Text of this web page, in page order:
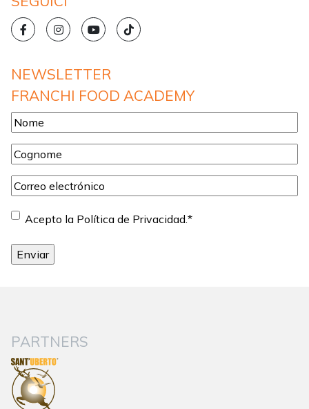
NEWSLETTER
FRANCHI FOOD ACADEMY
Nome*
Cognome*
Correo
electrónico*
Consentimiento*
Acepto la Política de Privacidad.*
PARTNERS